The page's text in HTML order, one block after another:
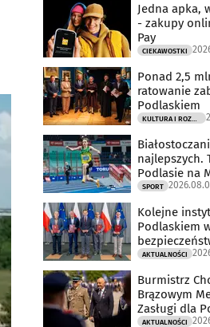
Jedna apka,
- zakupy
Pay
CIEKAWOSTKI
Ponad 2,5
ratowanie
Podlaskiem
najlepszych.
Podlasie na
SPORT
Kolejne
Podlaskiem
AKTUALNOŚCI
Burmistrz
Brązowym
Zasługi dla
AKTUALNOŚCI